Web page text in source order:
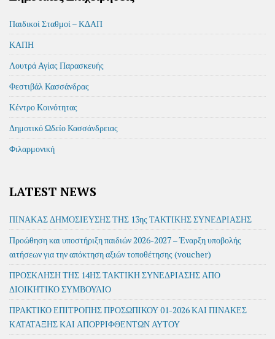
Παιδικοί Σταθμοί – ΚΔΑΠ
ΚΑΠΗ
Λουτρά Αγίας Παρασκευής
Φεστιβάλ Κασσάνδρας
Κέντρο Κοινότητας
Δημοτικό Ωδείο Κασσάνδρειας
Φιλαρμονική
LATEST NEWS
ΠΙΝΑΚΑΣ ΔΗΜΟΣΙΕΥΣΗΣ ΤΗΣ 13ης ΤΑΚΤΙΚΗΣ ΣΥΝΕΔΡΙΑΣΗΣ
Προώθηση και υποστήριξη παιδιών 2026-2027 – Έναρξη υποβολής
αιτήσεων για την απόκτηση αξιών τοποθέτησης (voucher)
ΠΡΟΣΚΛΗΣΗ ΤΗΣ 14ΗΣ ΤΑΚΤΙΚΗ ΣΥΝΕΔΡΙΑΣΗΣ ΑΠΟ
ΔΙΟΙΚΗΤΙΚΟ ΣΥΜΒΟΥΛΙΟ
ΠΡΑΚΤΙΚΟ ΕΠΙΤΡΟΠΗΣ ΠΡΟΣΩΠΙΚΟΥ 01-2026 ΚΑΙ ΠΙΝΑΚΕΣ
ΚΑΤΑΤΑΞΗΣ ΚΑΙ ΑΠΟΡΡΙΦΘΕΝΤΩΝ ΑΥΤΟΥ